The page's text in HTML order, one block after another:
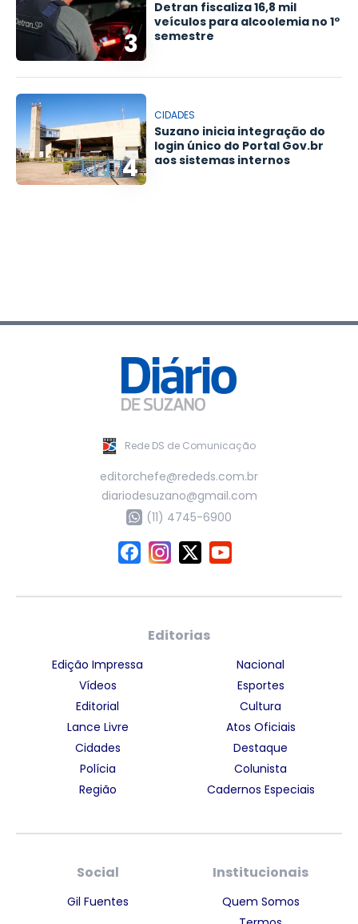
3
Detran fiscaliza 16,8 mil
veículos para alcoolemia no 1º
semestre
4
CIDADES
Suzano inicia integração do
login único do Portal Gov.br
aos sistemas internos
Rede DS de Comunicação
editorchefe@rededs.com.br
diariodesuzano@gmail.com
(11) 4745-6900
Editorias
Edição Impressa
Vídeos
Editorial
Lance Livre
Cidades
Polícia
Região
Nacional
Esportes
Cultura
Atos Oficiais
Destaque
Colunista
Cadernos Especiais
Social
Gil Fuentes
Institucionais
Quem Somos